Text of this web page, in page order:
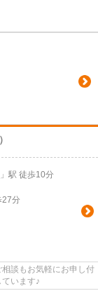
」駅 徒歩10分
27分
談もお気軽にお申し付
います♪